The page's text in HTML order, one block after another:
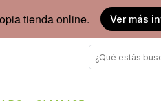
tienda online. Ver más